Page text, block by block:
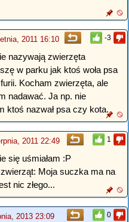
-3
2011 16:10
nazywają zwierzęta
w parku jak ktoś woła psa
Kocham zwierzęta, ale
nadawać. Ja np. nie
ktoś nazwał psa czy kota.
1
2011 22:49
się uśmiałam :P
Moja suczka ma na
nic złego...
0
2013 23:09